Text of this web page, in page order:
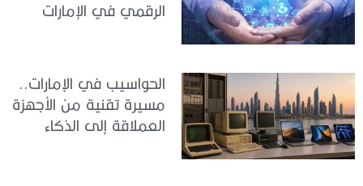
الرقمي في الإمارات
الحواسيب في الإمارات..
مسيرة تقنية من الأجهزة
العملاقة إلى الذكاء